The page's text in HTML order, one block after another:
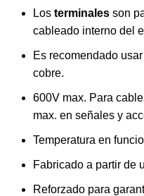
Los terminales son
cableado interno del
Es recomendado
cobre.
600V max. Para
max. en señales y
Temperatura en
Fabricado a partir de
Reforzado para